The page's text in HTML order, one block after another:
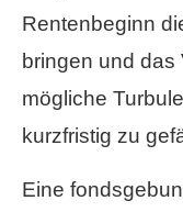
Rentenbeginn
bringen und das
mögliche
kurzfristig zu
Eine